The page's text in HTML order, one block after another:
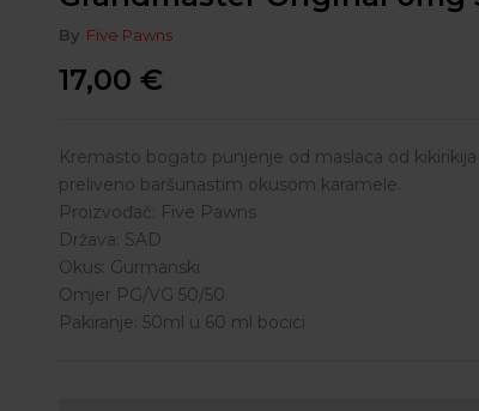
By Five Pawns
17,00 €
Kremasto bogato punjenje od maslaca od
preliveno baršunastim okusom karamele.
Proizvođač: Five Pawns
Država: SAD
Okus: Gurmanski
Omjer PG/VG 50/50
Pakiranje: 50ml u 60 ml bocici